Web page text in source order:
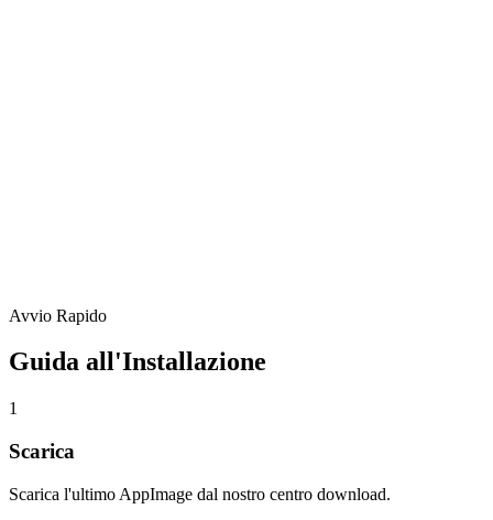
Avvio Rapido
Guida all'Installazione
1
Scarica
Scarica l'ultimo AppImage dal nostro centro download.